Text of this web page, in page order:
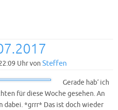
Uhr von Steffen
Gerade hab‘ ich
für diese Woche gesehen. An
dabei. *grrr* Das ist doch wieder